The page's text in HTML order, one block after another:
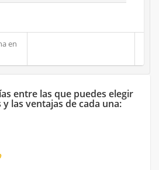
en
entre las que puedes elegir
las ventajas de cada una: